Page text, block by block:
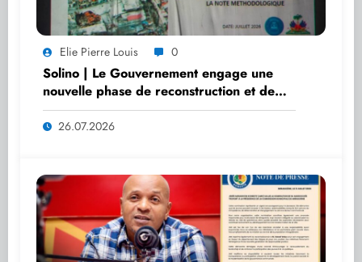
Elie Pierre Louis 0
Solino | Le Gouvernement engage une
nouvelle phase de reconstruction et de
réhabilitation
26.07.2026